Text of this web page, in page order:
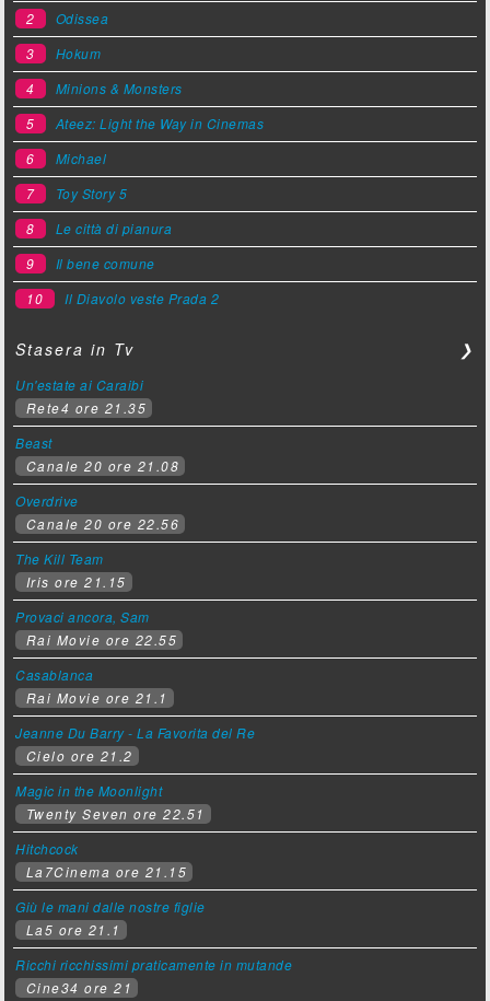
2 Odissea
3 Hokum
4 Minions & Monsters
5 Ateez: Light the Way in Cinemas
6 Michael
7 Toy Story 5
8 Le città di pianura
9 Il bene comune
10 Il Diavolo veste Prada 2
Stasera in Tv ❯
Un'estate ai Caraibi
Rete4 ore 21.35
Beast
Canale 20 ore 21.08
Overdrive
Canale 20 ore 22.56
The Kill Team
Iris ore 21.15
Provaci ancora, Sam
Rai Movie ore 22.55
Casablanca
Rai Movie ore 21.1
Jeanne Du Barry - La Favorita del Re
Cielo ore 21.2
Magic in the Moonlight
Twenty Seven ore 22.51
Hitchcock
La7Cinema ore 21.15
Giù le mani dalle nostre figlie
La5 ore 21.1
Ricchi ricchissimi praticamente in mutande
Cine34 ore 21